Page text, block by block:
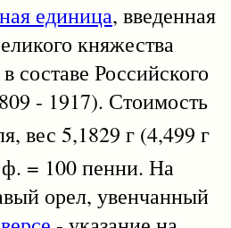
единица, введенная
княжества
составе Российского
- 1917). Стоимость
вес 5,1829 г (4,499 г
= 100 пенни. На
орел, увенчанный